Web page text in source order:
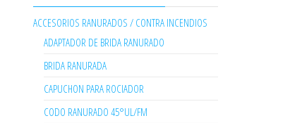
ACCESORIOS RANURADOS / CONTRA INCENDIOS
ADAPTADOR DE BRIDA RANURADO
BRIDA RANURADA
CAPUCHON PARA ROCIADOR
CODO RANURADO 45°UL/FM